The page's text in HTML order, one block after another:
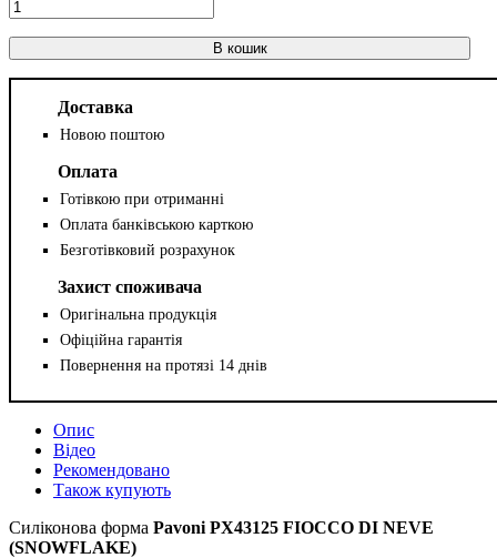
В кошик
Доставка
Новою поштою
Оплата
Готівкою при отриманні
Оплата банківською карткою
Безготівковий розрахунок
Захист споживача
Оригінальна продукція
Офіційна гарантія
Повернення на протязі 14 днів
Опис
Відео
Рекомендовано
Також купують
Силіконова форма Pavoni PX43125 FIOCCO DI NEVE
(SNOWFLAKE)